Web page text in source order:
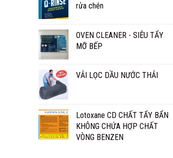
rửa chén
OVEN CLEANER - SIÊU TẨY
MỠ BẾP
VẢI LỌC DẦU NƯỚC THẢI
Lotoxane CD CHẤT TẨY BẨN
KHÔNG CHỨA HỢP CHẤT
VÒNG BENZEN